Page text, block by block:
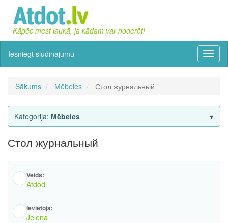
Kāpēc mest laukā, ja kādam var noderēt!
Iesniegt sludinājumu
Sākums Mēbeles Стол журнальный
Kategorija: Mēbeles
Стол журнальный
Veids:
Atdod
Ievietoja:
Jelena